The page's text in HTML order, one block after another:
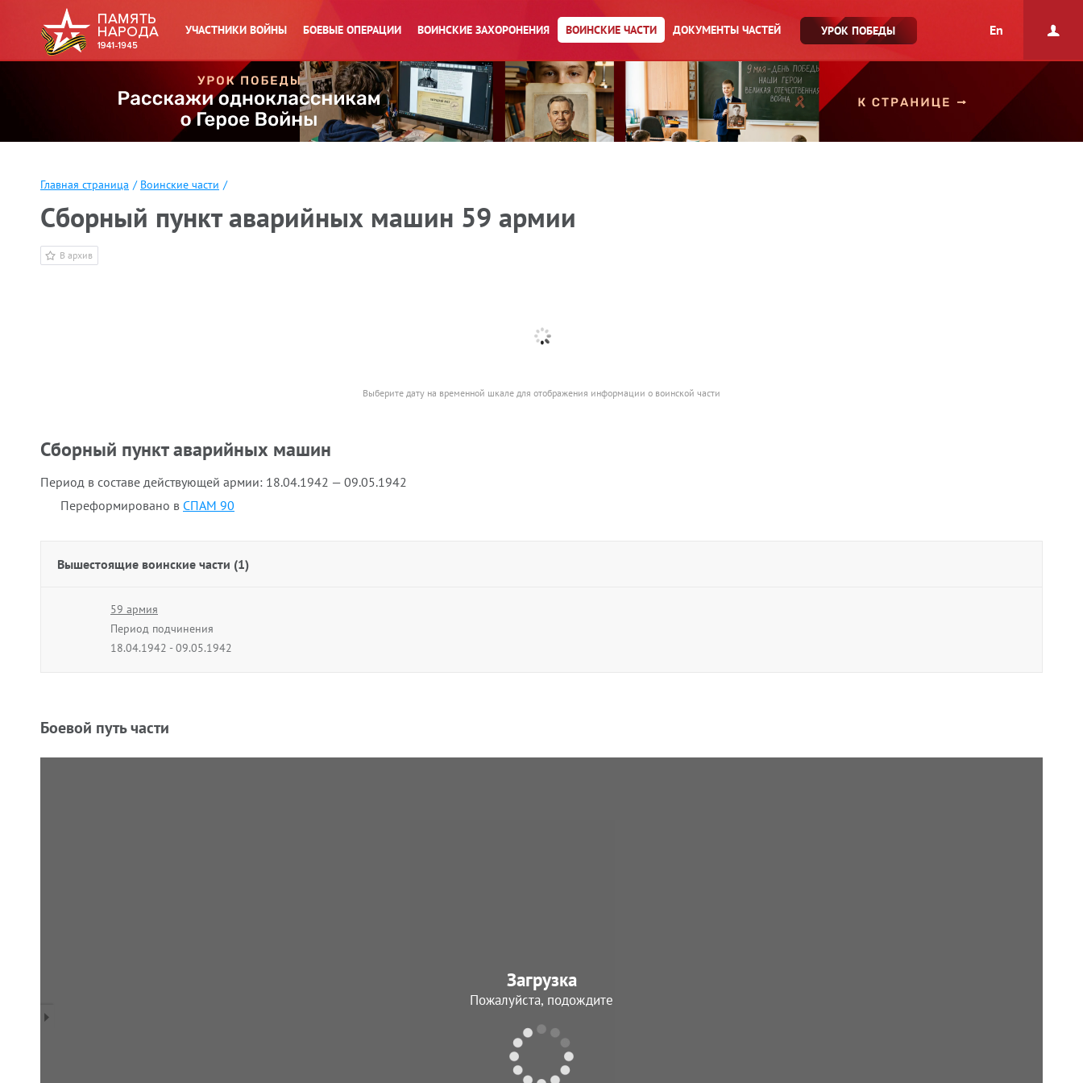
УЧАСТНИКИ ВОЙНЫ БОЕВЫЕ ОПЕРАЦИИ ВОИНСКИЕ ЗАХОРОНЕНИЯ ВОИНСКИЕ ЧАСТИ ДОКУМЕНТЫ ЧАСТЕЙ УРОК ПОБЕДЫ En
Главная страница / Воинские части /
Сборный пункт аварийных машин 59 армии
В архив
Выберите дату на временной шкале для отображения информации о воинской части
Сборный пункт аварийных машин
Период в составе действующей армии: 18.04.1942 — 09.05.1942
Переформировано в СПАМ 90
Вышестоящие воинские части (1)
59 армия
Период подчинения
18.04.1942 - 09.05.1942
Боевой путь части
Загрузка
Пожалуйста, подождите